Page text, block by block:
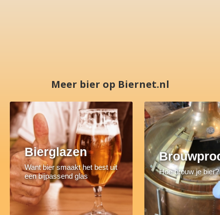
Meer bier op Biernet.nl
Bierglazen
Want bier smaakt het best uit
een bijpassend glas
Hoe brouw je bier?